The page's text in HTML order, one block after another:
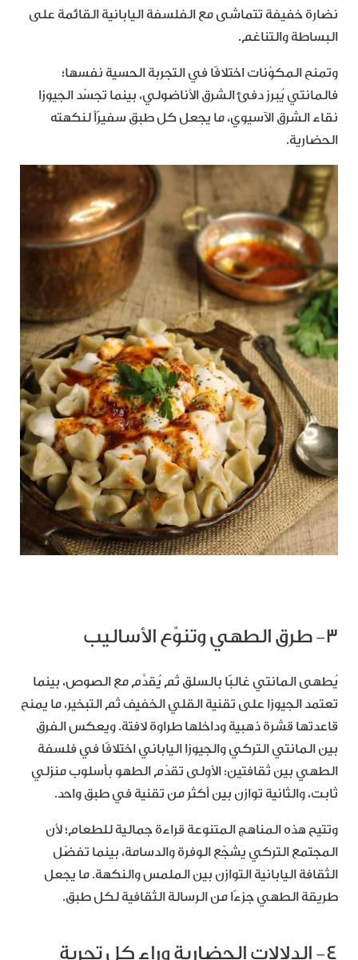
نضارة خفيفة تتماشى مع الفلسفة اليابانية القائمة على
البساطة والتناغم.
وتمنح المكوّنات اختلافًا في التجربة الحسية نفسها؛
فالمانتي يُبرز دفئ الشرق الأناضولي، بينما تجسّد الجيوزا
نقاء الشرق الآسيوي، ما يجعل كل طبق سفيرًأ لنكهته
الحضارية.
٣- طرق الطهي وتنوّع الأساليب
يُطهى المانتي غالبًا بالسلق ثم يُقدَّم مع الصوص، بينما
تعتمد الجيوزا على تقنية القلي الخفيف ثم التبخير، ما يمنح
قاعدتها قشرة ذهبية وداخلها طراوة لافتة. ويعكس الفرق
بين المانتي التركي والجيوزا الياباني اختلافًا في فلسفة
الطهي بين ثقافتين: الأولى تقدّم الطهو بأسلوب منزلي
ثابت، والثانية توازن بين أكثر من تقنية في طبق واحد.
وتتيح هذه المناهج المتنوعة قراءة جمالية للطعام؛ لأن
المجتمع التركي يشجّع الوفرة والدسامة، بينما تفضّل
الثقافة اليابانية التوازن بين الملمس والنكهة. ما يجعل
طريقة الطهي جزءًا من الرسالة الثقافية لكل طبق.
٤- الدلالات الحضارية وراء كل تجربة